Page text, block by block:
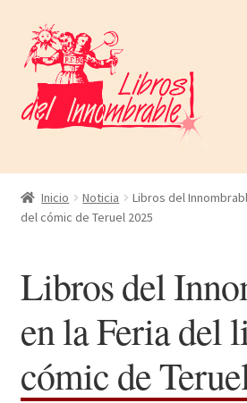
navegación
al
contenido
Home
Catálogo
Noticias
Autores
Sobre nosotros
Inicio Noticia
Libros del
del cómic de Teruel 2025
Libros del
en la Feria del
cómic de